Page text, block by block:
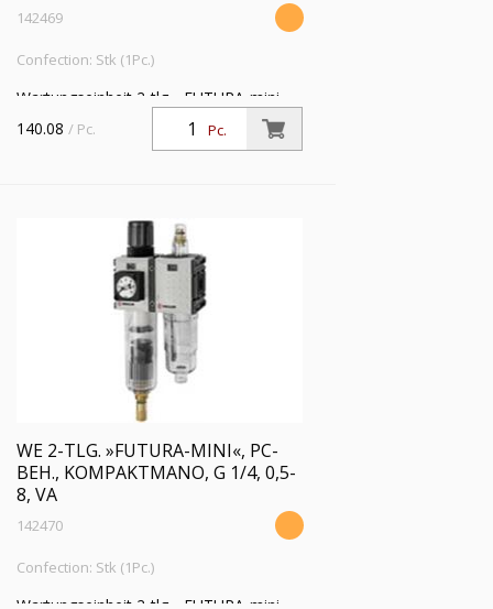
142469
Confection: Stk (1Pc.)
Wartungseinheit 2-tlg. »FUTURA-mini«,
PC-Behälter, Kompaktmano, BG 0, G
1/4, PE 1,5 - 12 bar, Regelbereich 0,1 - 4
Pc.
140.08 / Pc.
WE 2-TLG. »FUTURA-MINI«, PC-
BEH., KOMPAKTMANO, G 1/4, 0,5-
8, VA
142470
Confection: Stk (1Pc.)